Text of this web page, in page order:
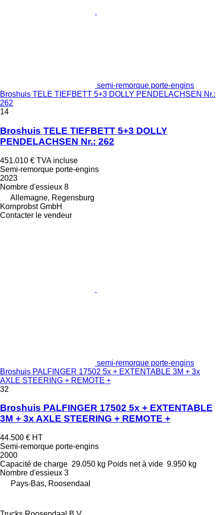
semi-remorque porte-engins
Broshuis TELE TIEFBETT 5+3 DOLLY PENDELACHSEN Nr.:
262
14
Broshuis TELE TIEFBETT 5+3 DOLLY
PENDELACHSEN Nr.: 262
451.010 € TVA incluse
Semi-remorque porte-engins
2023
Nombre d'essieux 8
Allemagne, Regensburg
Kornprobst GmbH
Contacter le vendeur
semi-remorque porte-engins
Broshuis PALFINGER 17502 5x + EXTENTABLE 3M + 3x
AXLE STEERING + REMOTE +
32
Broshuis PALFINGER 17502 5x + EXTENTABLE
3M + 3x AXLE STEERING + REMOTE +
44.500 € HT
Semi-remorque porte-engins
2000
Capacité de charge 29.050 kg Poids net à vide 9.950 kg
Nombre d'essieux 3
Pays-Bas, Roosendaal